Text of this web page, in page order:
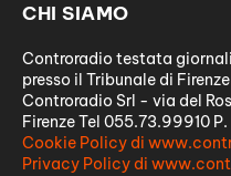
CHI SIAMO
Controradio testata
presso il Tribunale di
Controradio Srl - via del
Firenze Tel 055.73.99910
Cookie Policy di
Privacy Policy di